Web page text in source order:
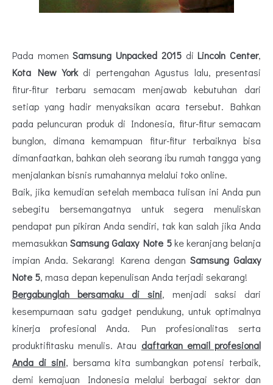
Pada momenSamsung Unpacked 2015diLincoln Center,
Kota New Yorkdi pertengahan Agustus lalu, presentasi
fitur-fitur terbaru semacam menjawab kebutuhan dari
setiap yang hadir menyaksikan acara tersebut. Bahkan
pada peluncuran produk di Indonesia, fitur-fitur semacam
bunglon, dimana kemampuan fitur-fitur terbaiknya bisa
dimanfaatkan, bahkan oleh seorang ibu rumah tangga yang
menjalankan bisnis rumahannya melalui toko online.
Baik, jika kemudian setelah membaca tulisan ini Anda pun
sebegitu bersemangatnya untuk segera menuliskan
pendapat pun pikiran Anda sendiri, tak kan salah jika Anda
memasukkanSamsung Galaxy Note 5ke keranjang belanja
impian Anda. Sekarang! Karena dengan Samsung Galaxy
Note 5, masa depan kepenulisan Anda terjadi sekarang!
Bergabunglah bersamaku di sini, menjadi saksi dari
kesempurnaan satu gadget pendukung, untuk optimalnya
kinerja profesional Anda. Pun profesionalitas serta
produktifitasku menulis. Atau daftarkan email profesional
Anda di sini, bersama kita sumbangkan potensi terbaik,
demi kemajuan Indonesia melalui berbagai sektor dan